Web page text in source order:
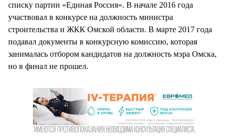
списку партии «Единая Россия». В начале 2016 года
участвовал в конкурсе на должность министра
строительства и ЖКК Омской области. В марте 2017 года
подавал документы в конкурсную комиссию, которая
занималась отбором кандидатов на должность мэра Омска,
но в финал не прошел.